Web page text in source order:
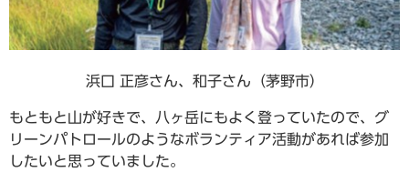
浜口 正彦さん、和子さん（茅野市）
もともと山が好きで、八ヶ岳にもよく登っていたので、グ
リーンパトロールのようなボランティア活動があれば参加
したいと思っていました。